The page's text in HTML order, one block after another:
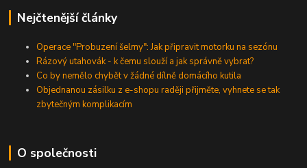
Nejčtenější články
Operace "Probuzení šelmy": Jak připravit motorku na sezónu
Rázový utahovák - k čemu slouží a jak správně vybrat?
Co by nemělo chybět v žádné dílně domácího kutila
Objednanou zásilku z e-shopu raději přijměte, vyhnete se tak
zbytečným komplikacím
O společnosti